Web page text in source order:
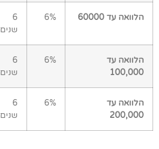
הלוואה עד 60000 6%
6
שנים
הלוואה עד
100,000
6%
6
שנים
הלוואה עד
200,000
6%
6
שנים